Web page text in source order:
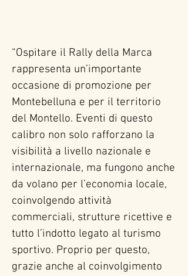
“Ospitare il Rally della Marca
rappresenta un’importante
occasione di promozione per
Montebelluna e per il territorio
del Montello. Eventi di questo
calibro non solo rafforzano la
visibilità a livello nazionale e
internazionale, ma fungono anche
da volano per l’economia locale,
coinvolgendo attività
commerciali, strutture ricettive e
tutto l’indotto legato al turismo
sportivo. Proprio per questo,
grazie anche al coinvolgimento